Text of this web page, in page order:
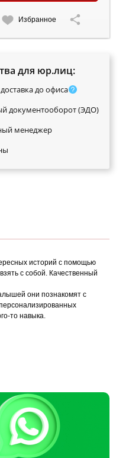
Избранное
для юр.лиц:
до офиса
документооборот (ЭДО)
менеджер
историй с помощью
с собой. Качественный
они познакомят с
то навыка.